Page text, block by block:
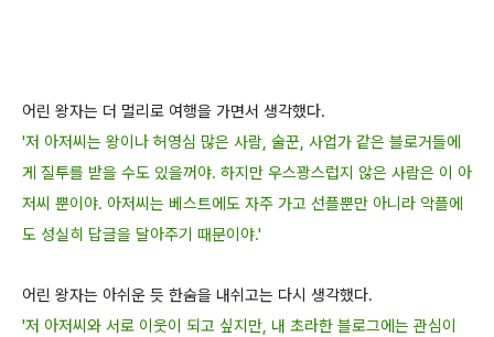
어린 왕자는 더 멀리로 여행을 가면서 생각했다.
'저 아저씨는 왕이나 허영심 많은 사람, 술꾼, 사업가 같은 블로거들에
게 질투를 받을 수도 있을꺼야. 하지만 우스꽝스럽지 않은 사람은 이 아
저씨 뿐이야. 아저씨는 베스트에도 자주 가고 선플뿐만 아니라 악플에
도 성실히 답글을 달아주기 때문이야.'
어린 왕자는 아쉬운 듯 한숨을 내쉬고는 다시 생각했다.
'저 아저씨와 서로 이웃이 되고 싶지만, 내 초라한 블로그에는 관심이